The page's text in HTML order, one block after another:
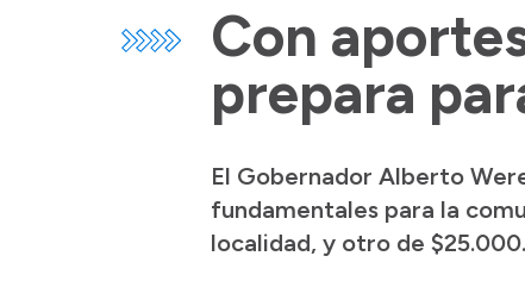
Con
prepara
El Gobernador Alberto
fundamentales para la
localidad, y otro de